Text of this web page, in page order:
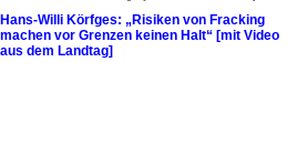
Hans-Willi Körfges: „Risiken von Fracking
machen vor Grenzen keinen Halt“ [mit Video
aus dem Landtag]